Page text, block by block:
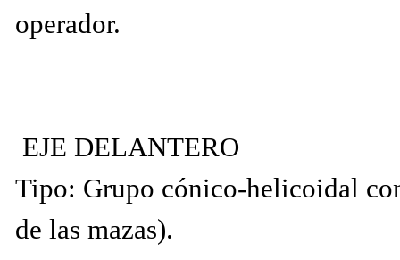
operador.
EJE DELANTERO
Tipo: Grupo cónico-helicoidal
de las mazas).